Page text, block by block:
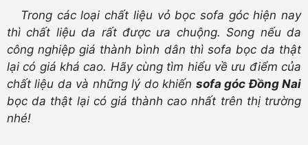
Trong các loại chất liệu vỏ bọc sofa góc hiện nay
thì chất liệu da rất được ưa chuộng. Song nếu da
công nghiệp giá thành bình dân thì sofa bọc da thật
lại có giá khá cao. Hãy cùng tìm hiểu về ưu điểm của
chất liệu da và những lý do khiến sofa góc Đồng Nai
bọc da thật lại có giá thành cao nhất trên thị trường
nhé!